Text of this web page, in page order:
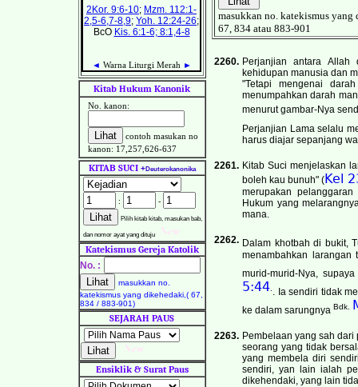
Kitab Hukum Kanonik
No. kanon:
contoh masukan no
kanon: 17,257,626-637
KITAB SUCI+Deuterokanonika
: -
Pilih kitab kitab, masukan bab,
dan nomor ayat yang dituju
Katekismus Gereja Katolik
No. :
masukkan no.
katekismus yang dikehedaki,( 67,
834 / 883-901)
SEJARAH PAUS
Ensiklik & Surat Paus
masukkan no. katekismus
67, 834 atau 883-901
2260. Perjanjian antara
kehidupan manusia dan
"Tetapi mengenai
menumpahkan darah
menurut gambar-Nya
Perjanjian Lama selalu
harus diajar sepanjang
2261. Kitab Suci menjelaskan
boleh kau bunuh" (Kel
merupakan
Hukum yang
mana.
2262. Dalam khotbah di bukit,
menambahkan larangan
murid-murid-Nya,
5:44 . Ia sendiri tidak
ke dalam sarungnya Bdk.
2263. Pembelaan yang sah
seorang yang tidak
yang membela diri
sendiri, yan lain ialah
dikehendaki, yang lain